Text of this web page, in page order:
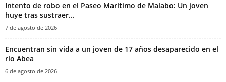
Intento de robo en el Paseo Marítimo de Malabo: Un joven
huye tras sustraer...
7 de agosto de 2026
Encuentran sin vida a un joven de 17 años desaparecido en el
río Abea
6 de agosto de 2026